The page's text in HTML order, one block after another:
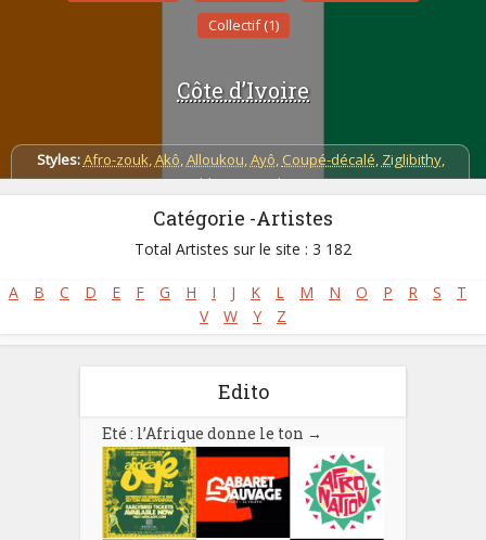
Collectif (1)
Côte d’Ivoire
Styles:Afro-zouk,Akô,Alloukou,Ayô, Coupé-décalé, Ziglibithy,
Zoblazo,Zouglou
Catégorie -Artistes
Total Artistes sur le site : 3 182
A B C D E F G H I J K L M N O P R S
T
V
W Y Z
Edito
Eté : l’Afrique donne le ton →